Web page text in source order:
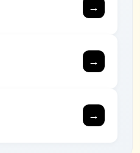
→
→
→